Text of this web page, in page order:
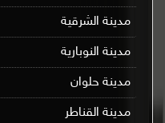
مدينة الشرقية
مدينة النوبارية
مدينة حلوان
مدينة القناطر